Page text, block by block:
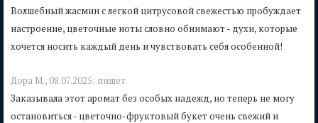
Волшебный жасмин с легкой цитрусовой свежестью пробуждает
настроение, цветочные ноты словно обнимают - духи, которые
хочется носить каждый день и чувствовать себя особенной!
Дора M., 08.07.2025: пишет
Заказывала этот аромат без особых надежд, но теперь не могу
остановиться - цветочно-фруктовый букет очень свежий и